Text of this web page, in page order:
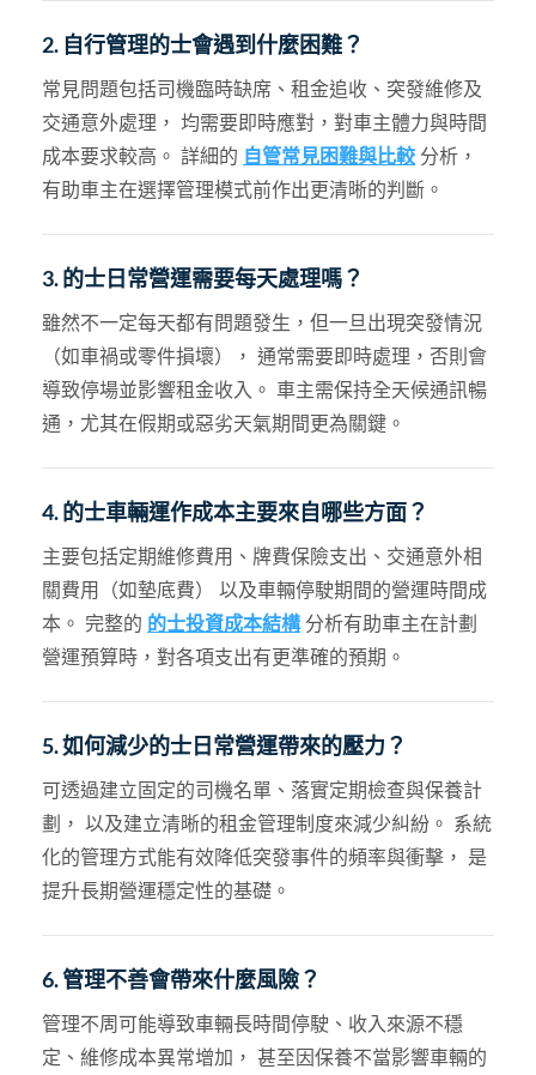
2. 自行管理的士會遇到什麼困難？
常見問題包括司機臨時缺席、租金追收、突發維修及
交通意外處理， 均需要即時應對，對車主體力與時間
成本要求較高。 詳細的 自管常見困難與比較 分析，
有助車主在選擇管理模式前作出更清晰的判斷。
3. 的士日常營運需要每天處理嗎？
雖然不一定每天都有問題發生，但一旦出現突發情況
（如車禍或零件損壞）， 通常需要即時處理，否則會
導致停場並影響租金收入。 車主需保持全天候通訊暢
通，尤其在假期或惡劣天氣期間更為關鍵。
4. 的士車輛運作成本主要來自哪些方面？
主要包括定期維修費用、牌費保險支出、交通意外相
關費用（如墊底費） 以及車輛停駛期間的營運時間成
本。 完整的 的士投資成本結構分析有助車主在計劃
營運預算時，對各項支出有更準確的預期。
5. 如何減少的士日常營運帶來的壓力？
可透過建立固定的司機名單、落實定期檢查與保養計
劃， 以及建立清晰的租金管理制度來減少糾紛。 系統
化的管理方式能有效降低突發事件的頻率與衝擊， 是
提升長期營運穩定性的基礎。
6. 管理不善會帶來什麼風險？
管理不周可能導致車輛長時間停駛、收入來源不穩
定、維修成本異常增加， 甚至因保養不當影響車輛的